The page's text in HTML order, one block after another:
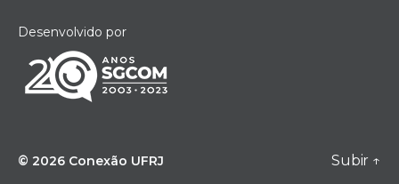
Desenvolvido por
© 2026 Conexão UFRJ Subir ↑